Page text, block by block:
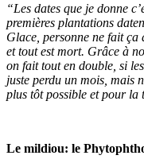
“Les dates que je donne
premières plantations
Glace, personne ne fait ça
et tout est mort. Grâce à
on fait tout en double, si
juste perdu un mois, mais
plus tôt possible et pour la
Le mildiou: le